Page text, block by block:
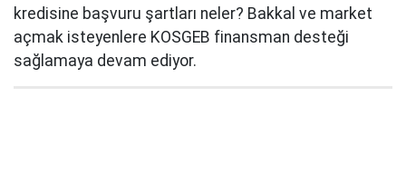
kredisine başvuru şartları neler? Bakkal ve market
açmak isteyenlere KOSGEB finansman desteği
sağlamaya devam ediyor.